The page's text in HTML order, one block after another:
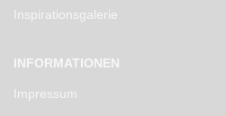
Inspirationsgalerie
INFORMATIONEN
Impressum